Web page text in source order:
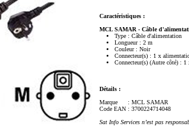
Caractéristiques :
MCL SAMAR - Câble
Type : Câble d'alimentation
Longueur : 2 m
Couleur : Noir
Connecteur(s) : 1 x
Connecteur(s) (Autre côté) :
Détails :
Marque
: MCL SAMAR
Code EAN : 3700224714048
Sat Info Services n’est pas